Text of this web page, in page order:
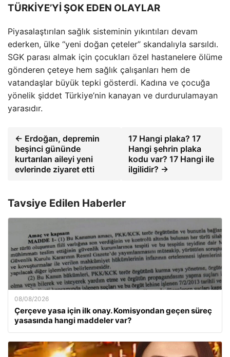
TÜRKİYE’Yİ ŞOK EDEN OLAYLAR
Piyasalaştırılan sağlık sisteminin yıkıntıları devam
ederken, ülke “yeni doğan çeteler” skandalıyla sarsıldı.
SGK parası almak için çocukları özel hastanelere ölüme
gönderen çeteye hem sağlık çalışanları hem de
vatandaşlar büyük tepki gösterdi. Kadına ve çocuğa
yönelik şiddet Türkiye’nin kanayan ve durdurulamayan
yarasıdır.
← Erdoğan, depremin
beşinci gününde
kurtarılan aileyi yeni
evlerinde ziyaret etti
17 Hangi plaka? 17
Hangi şehrin plaka
kodu var? 17 Hangi ile
ilgilidir? →
Tavsiye Edilen Haberler
08/08/2026
Çerçeve yasa için ilk onay. Komisyondan geçen süreç
yasasında hangi maddeler var?